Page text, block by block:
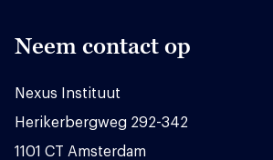
Neem contact op
Nexus Instituut
Herikerbergweg 292-342
1101 CT Amsterdam